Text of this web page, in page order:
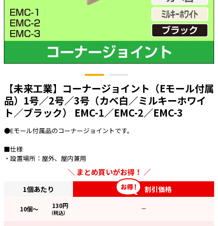
電源ケーブル／コネクタ／分電盤／ブレ
ーカ
照明・照明器具
電源タップ・延長コード
スイッチ・コンセント（配線器具）
ボックス・ビニル電線管付属品・引き込
みカバー
工具関連
EV充電設備工事関連
e431オリジナル
暑さ対策
【未来工業】コーナージョイント（Eモール付属
品）1号／2号／3号（カベ白／ミルキーホワイ
ト／ブラック） EMC-1／EMC-2／EMC-3
●Eモール付属品のコーナージョイントです。
■仕様
・設置場所：屋外、屋内兼用
まとめ買いがお得！
1個あたり 割引価格
10個～ 130円
（税込）
—